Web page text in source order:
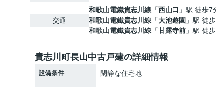
交通
和歌山電鐵貴志川線 「西山口 」駅 徒歩7
和歌山電鐵貴志川線 「大池遊園 」駅 徒
和歌山電鐵貴志川線 「甘露寺前 」駅 徒
貴志川町長山中古戸建の詳細情報
設備条件 閑静な住宅地